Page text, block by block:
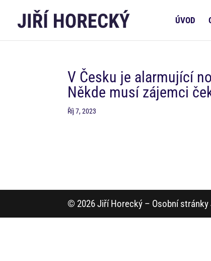
ÚVOD
V Česku je alarmující
Někde musí zájemci
Říj 7, 2023
© 2026 Jiří Horecký – Osobní